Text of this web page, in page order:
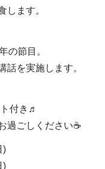
ます。
の節目。
を実施します。
付き♬
過ごしください☕
)
)